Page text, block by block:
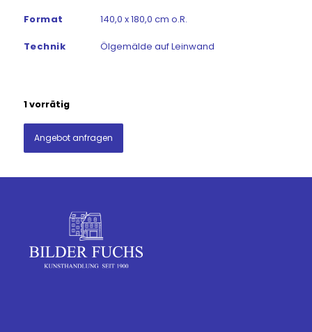
Format 140,0 x 180,0 cm o.R.
Technik Ölgemälde auf Leinwand
1 vorrätig
Angebot anfragen